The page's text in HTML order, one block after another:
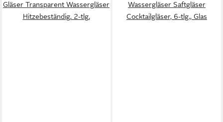
Gläser Transparent Wassergläser
Hitzebeständig, 2-tlg.
Wassergläser Saftgläser
Cocktailgläser, 6-tlg., Glas